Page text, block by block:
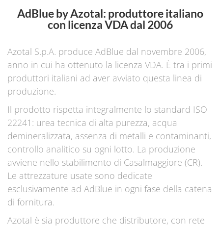
AdBlueby Azotal: produttore italiano
con licenza VDA dal 2006
Azotal S.p.A. produce AdBlue dal novembre 2006,
anno in cui ha ottenuto la licenza VDA. È tra i primi
produttori italiani ad aver avviato questa linea di
produzione.
Il prodotto rispetta integralmente lo standard ISO
22241: urea tecnica di alta purezza, acqua
demineralizzata, assenza di metalli e contaminanti,
controllo analitico su ogni lotto. La produzione
avviene nello stabilimento di Casalmaggiore (CR).
Le attrezzature usate sono dedicate
esclusivamente ad AdBlue in ogni fase della catena
di fornitura.
Azotal è sia produttore che distributore, con rete